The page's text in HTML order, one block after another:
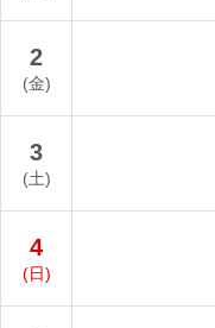
2
(金)
3
(土)
4
(日)